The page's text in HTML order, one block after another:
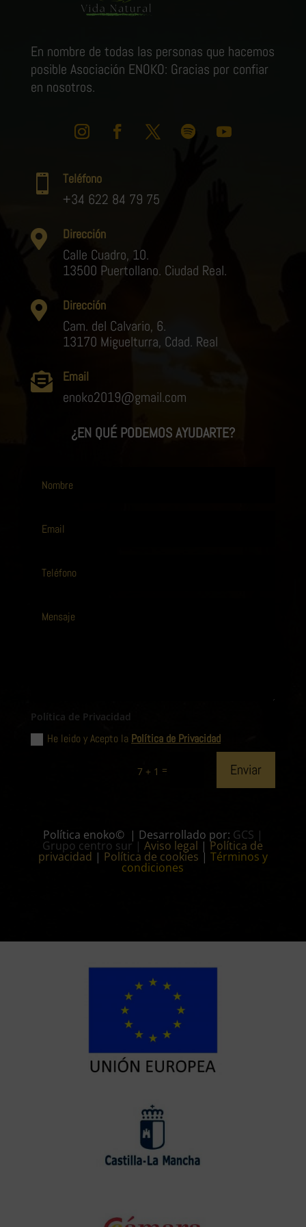
En nombre de todas las personas que hacemos
posible Asociación ENOKO: Gracias por confiar
en nosotros.
 Teléfono
+34 622 84 79 75
 Dirección
Calle Cuadro, 10.
13500 Puertollano. Ciudad Real.
 Dirección
Cam. del Calvario, 6.
13170 Miguelturra, Cdad. Real
 Email
enoko2019@gmail.com
¿EN QUÉ PODEMOS AYUDARTE?
Política de Privacidad
He leido y Acepto la Política de Privacidad
7 + 1 = Enviar
Política enoko© | Desarrollado por: GCS |
Grupo centro sur |Aviso legal |Política de
privacidad | Política de cookies | Términos y
condiciones